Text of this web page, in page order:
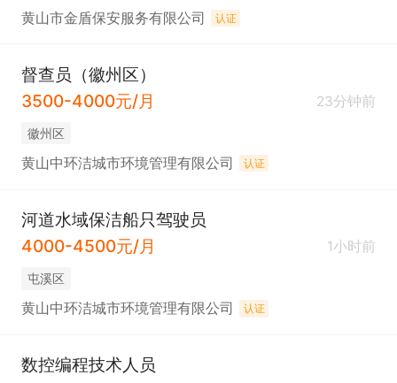
黄山市金盾保安服务有限公司 认证
督查员（徽州区）
3500-4000元/月
23分钟前
徽州区
黄山中环洁城市环境管理有限公司 认证
河道水域保洁船只驾驶员
4000-4500元/月
1小时前
屯溪区
黄山中环洁城市环境管理有限公司 认证
数控编程技术人员